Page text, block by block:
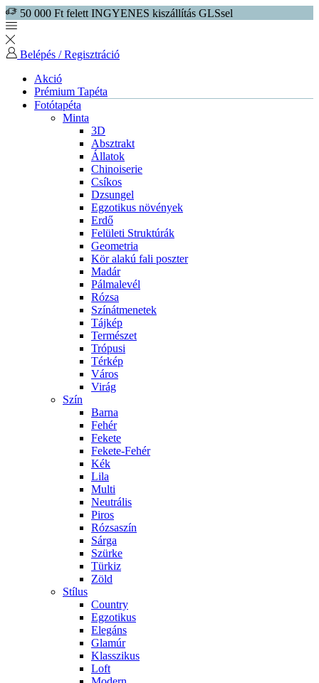
50 000 Ft felett INGYENES kiszállítás GLSsel
Belépés / Regisztráció
Akció
Prémium Tapéta
Fotótapéta
Minta
3D
Absztrakt
Állatok
Chinoiserie
Csíkos
Dzsungel
Egzotikus növények
Erdő
Felületi Struktúrák
Geometria
Kör alakú fali poszter
Madár
Pálmalevél
Rózsa
Színátmenetek
Tájkép
Természet
Trópusi
Térkép
Város
Virág
Szín
Barna
Fehér
Fekete
Fekete-Fehér
Kék
Lila
Multi
Neutrális
Piros
Rózsaszín
Sárga
Szürke
Türkiz
Zöld
Stílus
Country
Egzotikus
Elegáns
Glamúr
Klasszikus
Loft